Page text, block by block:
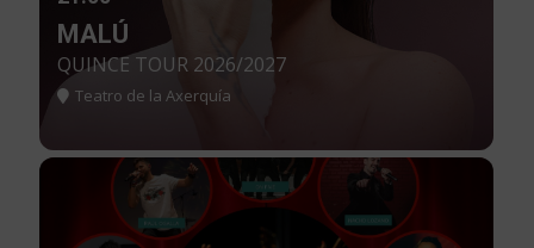
MALÚ
QUINCE TOUR 2026/2027
Teatro de la Axerquía